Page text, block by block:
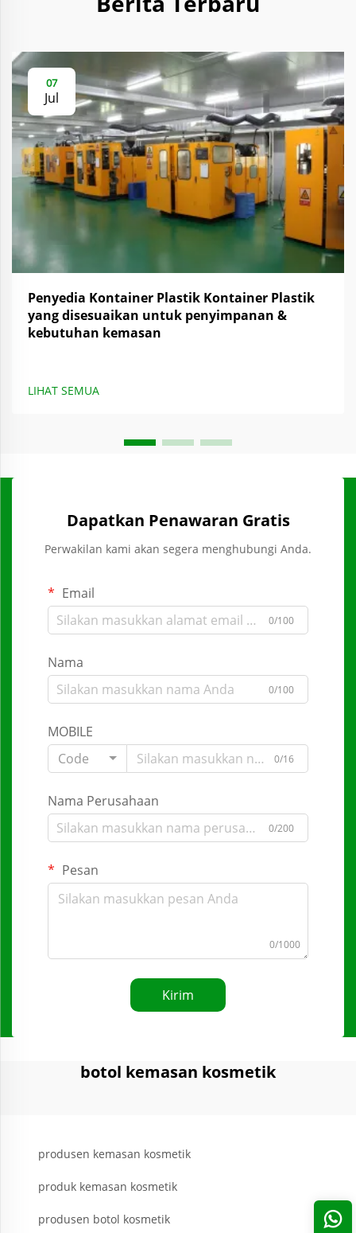
07
Jul
Penyedia Kontainer Plastik Kontainer Plastik
yang disesuaikan untuk penyimpanan &
kebutuhan kemasan
LIHAT SEMUA
Dapatkan Penawaran Gratis
Perwakilan kami akan segera menghubungi Anda.
Email
0/100
Nama
0/100
MOBILE
Code
0/16
Nama Perusahaan
0/200
Pesan
0/1000
Kirim
botol kemasan kosmetik
produsen kemasan kosmetik
produk kemasan kosmetik
produsen botol kosmetik